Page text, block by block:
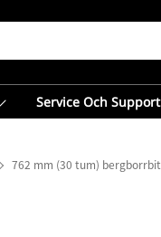
Service Och Support
762 mm (30 tum) bergborrbit